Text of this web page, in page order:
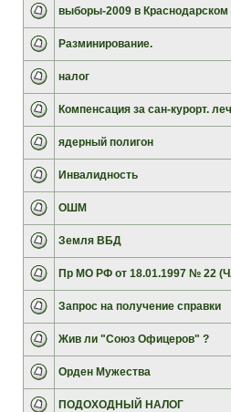
выборы-2009 в Краснодарском
Разминирование.
налог
Компенсация за сан-курорт.
ядерный полигон
Инвалидность
ОШМ
Земля ВБД
Пр МО РФ от 18.01.1997 № 22
Запрос на получение справки
Жив ли "Союз Офицеров" ?
Орден Мужества
ПОДОХОДНЫЙ НАЛОГ